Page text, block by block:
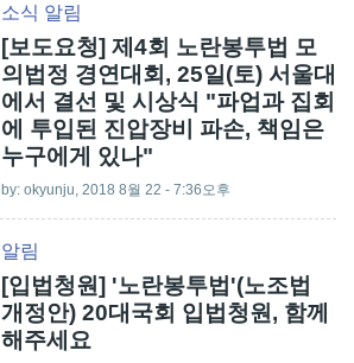
소식 알림
[보도요청] 제4회 노란봉투법 모
의법정 경연대회, 25일(토) 서울대
에서 결선 및 시상식 "파업과 집회
에 투입된 진압장비 파손, 책임은
누구에게 있나"
by: okyunju , 2018 8월 22 - 7:36오후
알림
[입법청원] '노란봉투법'(노조법
개정안) 20대국회 입법청원, 함께
해주세요